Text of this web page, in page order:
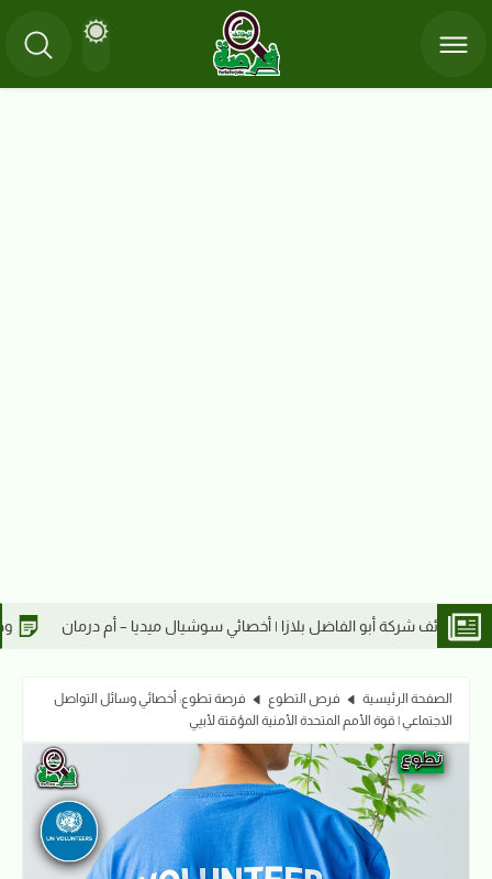
سوشيال ميديا – أم درمان وظائف شركة أبو الفاضل بلازا | كاشير –
الصفحة الرئيسية فرص التطوع
فرصة تطوع: أخصائي وسائل التواصل
الاجتماعي | قوة الأمم المتحدة الأمنية المؤقتة لأبيي